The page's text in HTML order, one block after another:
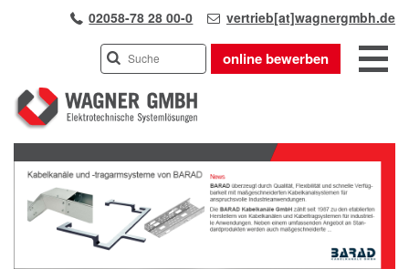
02058-78 28 00-0 vertrieb[at]wagnergmbh.de
online bewerben
INDUSTRIEVERTRETUNG
UNSER TEAM
WIR ÜBER UNS
KARRIERE
PRODUKTE
Previous
Next